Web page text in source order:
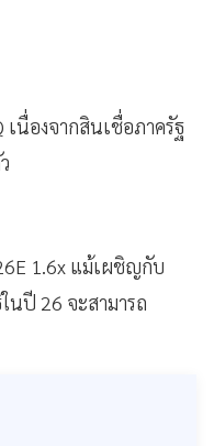
นื่องจากสินเชื่อภาครัฐ
1.6x แม้เผชิญกับ
นปี 26 จะสามารถ